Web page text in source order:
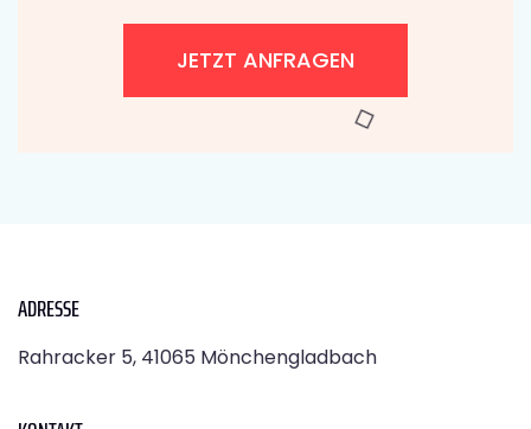
JETZT ANFRAGEN
ADRESSE
Rahracker 5, 41065 Mönchengladbach